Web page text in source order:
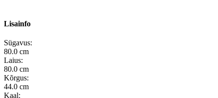
Lisainfo
Sügavus:
80.0 cm
Laius:
80.0 cm
Kõrgus:
44.0 cm
Kaal: